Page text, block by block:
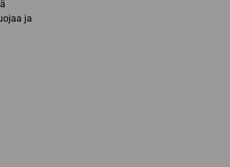
ja